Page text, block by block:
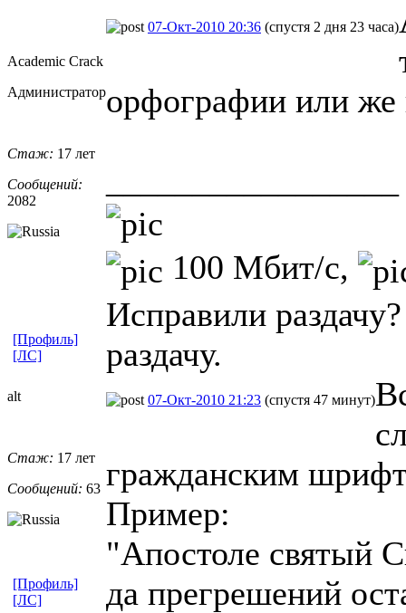
Academic Crack
Администратор
Стаж: 17 лет
Сообщений:
2082
07-Окт-2010 20:36 (спустя 2 дня 23 часа)
орфографии или же
100 Мбит/с,
Исправили
раздачу.
[Профиль]
[ЛС]
alt
Стаж: 17 лет
Сообщений: 63
07-Окт-2010 21:23 (спустя 47 минут)
гражданским
Пример:
"Апостоле святый
да прегрешений
[Профиль]
[ЛС]